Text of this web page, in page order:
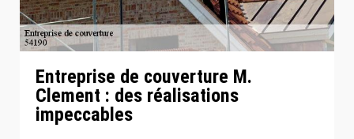
Entreprise de couverture M.
Clement : des réalisations
impeccables